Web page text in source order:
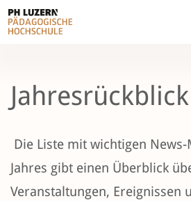
Die Liste mit wichtigen
Jahres gibt einen Überblick
Veranstaltungen, Ereignissen